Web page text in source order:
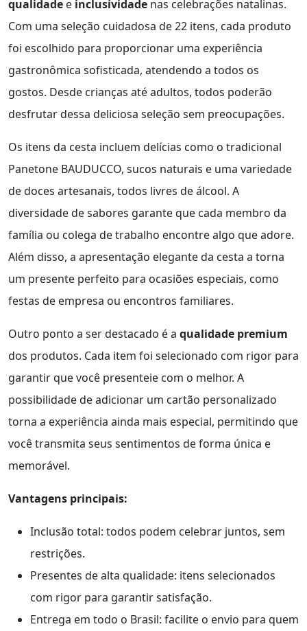
qualidade e inclusividade nas celebrações natalinas.
Com uma seleção cuidadosa de 22 itens, cada produto
foi escolhido para proporcionar uma experiência
gastronômica sofisticada, atendendo a todos os
gostos. Desde crianças até adultos, todos poderão
desfrutar dessa deliciosa seleção sem preocupações.
Os itens da cesta incluem delícias como o tradicional
Panetone BAUDUCCO, sucos naturais e uma variedade
de doces artesanais, todos livres de álcool. A
diversidade de sabores garante que cada membro da
família ou colega de trabalho encontre algo que adore.
Além disso, a apresentação elegante da cesta a torna
um presente perfeito para ocasiões especiais, como
festas de empresa ou encontros familiares.
Outro ponto a ser destacado é a qualidade premium
dos produtos. Cada item foi selecionado com rigor para
garantir que você presenteie com o melhor. A
possibilidade de adicionar um cartão personalizado
torna a experiência ainda mais especial, permitindo que
você transmita seus sentimentos de forma única e
memorável.
Vantagens principais:
Inclusão total: todos podem celebrar juntos, sem
restrições.
Presentes de alta qualidade: itens selecionados
com rigor para garantir satisfação.
Entrega em todo o Brasil: facilite o envio para quem